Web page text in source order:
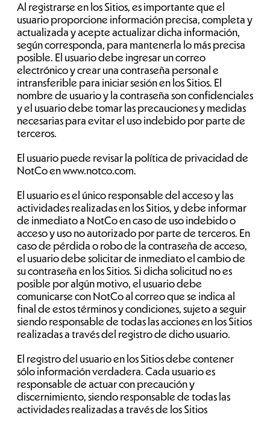
Al registrarse en los Sitios, es importante que el
usuario proporcione información precisa, completa y
actualizada y acepte actualizar dicha información,
según corresponda, para mantenerla lo más precisa
posible. El usuario debe ingresar un correo
electrónico y crear una contraseña personal e
intransferible para iniciar sesión en los Sitios. El
nombre de usuario y la contraseña son confidenciales
y el usuario debe tomar las precauciones y medidas
necesarias para evitar el uso indebido por parte de
terceros.
El usuario puede revisar la política de privacidad de
NotCo en www.notco.com.
El usuario es el único responsable del acceso y las
actividades realizadas en los Sitios, y debe informar
de inmediato a NotCo en caso de uso indebido o
acceso y uso no autorizado por parte de terceros. En
caso de pérdida o robo de la contraseña de acceso,
el usuario debe solicitar de inmediato el cambio de
su contraseña en los Sitios. Si dicha solicitud no es
posible por algún motivo, el usuario debe
comunicarse con NotCo al correo que se indica al
final de estos términos y condiciones, sujeto a seguir
siendo responsable de todas las acciones en los Sitios
realizadas a través del registro de dicho usuario.
El registro del usuario en los Sitios debe contener
sólo información verdadera. Cada usuario es
responsable de actuar con precaución y
discernimiento, siendo responsable de todas las
actividades realizadas a través de los Sitios